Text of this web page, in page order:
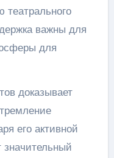
театрального
важны для
для
доказывает
его активной
значительный